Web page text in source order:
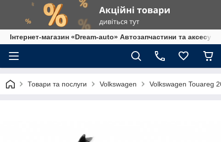
Інтернет-магазин «Dream-auto» Автозапчастини та
Товари та послуги Volkswagen Volkswagen Touareg